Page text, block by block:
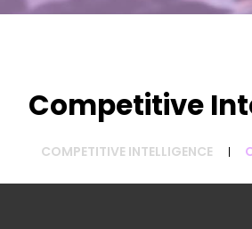
Competitive
COMPETITIVE INTELLIGENCE